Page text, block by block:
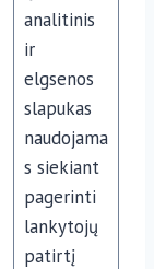
analitinis
ir
elgsenos
slapukas
naudojama
s siekiant
pagerinti
lankytojų
patirtį